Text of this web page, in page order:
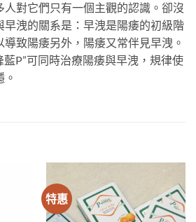
人對它們只有一個主觀的認識。卻沒
早洩的關系是：早洩是陽痿的初級階
致陽痿另外，陽痿又常伴見早洩。
藍P”可同時治療陽痿與早洩，規律使
特惠